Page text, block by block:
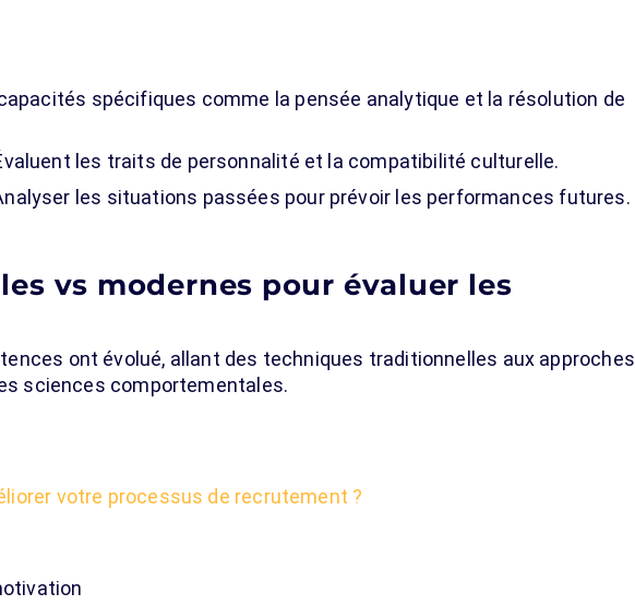
spécifiques comme la pensée analytique et la résolution de
les traits de personnalité et la compatibilité culturelle.
les situations passées pour prévoir les performances futures.
vs modernes pour évaluer les
ont évolué, allant des techniques traditionnelles aux approches
sciences comportementales.
votre processus de recrutement ?